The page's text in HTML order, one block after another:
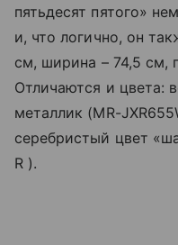
пятьдесят пятого»
и, что логично, он
см, ширина – 74,5 см,
Отличаются и цвета:
металлик (MR-
серебристый цвет
R ).